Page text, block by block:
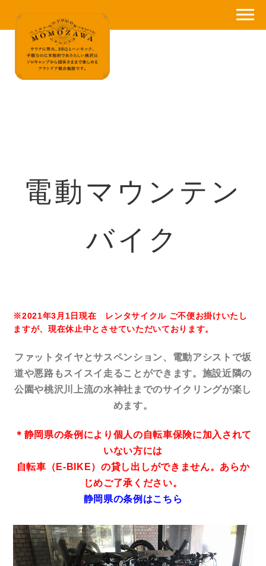
電動マウンテン
バイク
※2021年3月1日現在 レンタサイクル ご不便お掛けいたし
ますが、現在休止中とさせていただいております。
ファットタイヤとサスペンション、電動アシストで坂
道や悪路もスイスイ走ることができます。施設近隣の
公園や桃沢川上流の水神社までのサイクリングが楽し
めます。
＊静岡県の条例により 個人の自転車保険に加入されて
いない方には
自転車（E-BIKE）の貸し出しができません。あらか
じめご了承ください。
静岡県の条例はこちら